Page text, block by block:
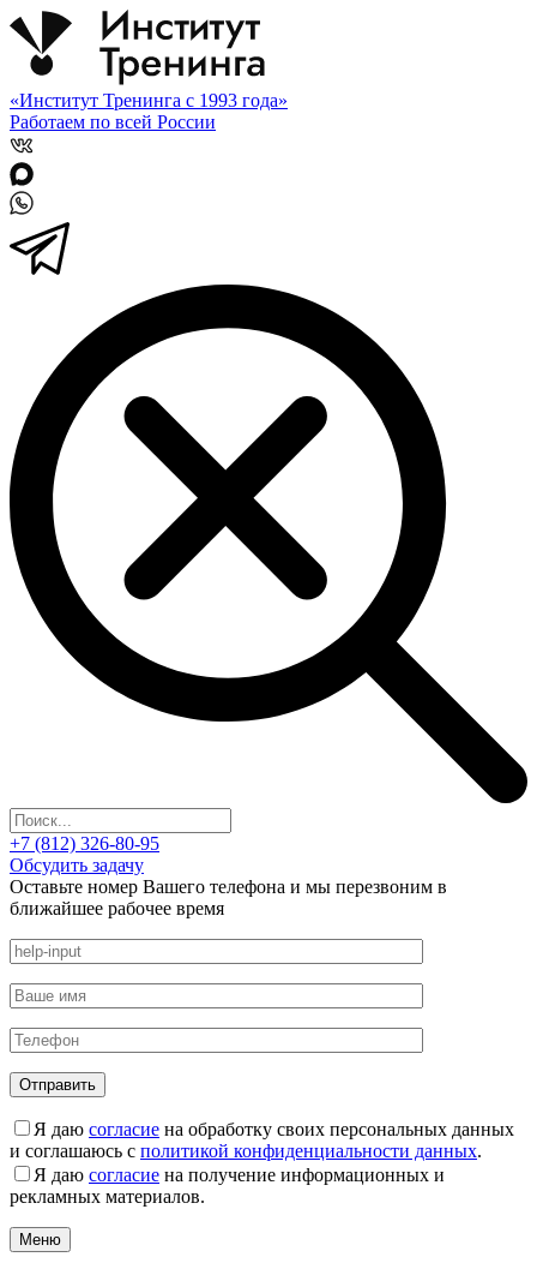
«Институт Тренинга с 1993 года»
Работаем по всей России
+7 (812) 326-80-95
Обсудить задачу
Оставьте номер Вашего телефона и мы перезвоним в
ближайшее рабочее время
Я даю согласие на обработку своих персональных данных
и соглашаюсь с политикой конфиденциальности данных.
Я даю согласие на получение информационных и
рекламных материалов.
Меню